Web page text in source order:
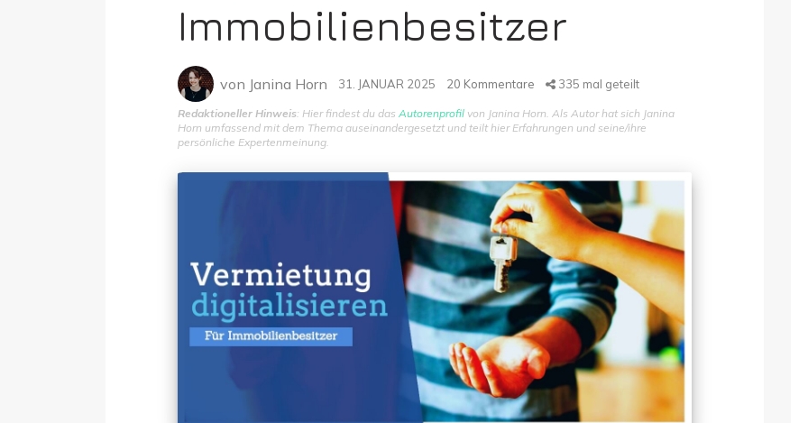
Immobilienbesitzer
von Janina Horn 31. JANUAR 2025 20 Kommentare 335 mal geteilt
Redaktioneller Hinweis: Hier findest du das Autorenprofil von Janina Horn. Als Autor hat sich Janina
Horn umfassend mit dem Thema auseinandergesetzt und teilt hier Erfahrungen und seine/ihre
persönliche Expertenmeinung.